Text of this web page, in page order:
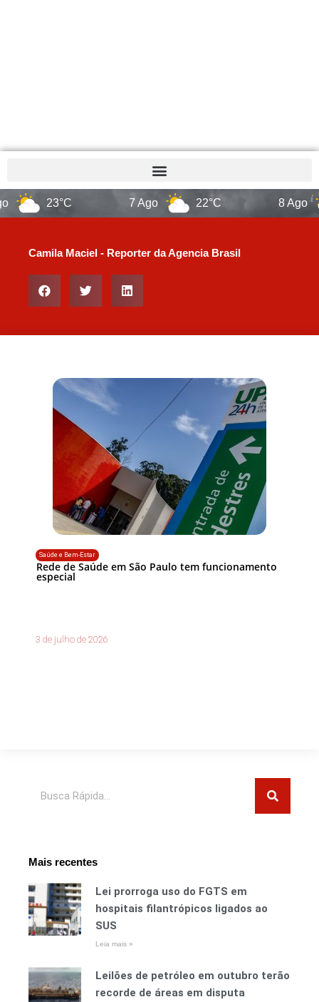
23°C 7 Ago 22°C 8 Ago
Camila Maciel - Reporter da Agencia Brasil
Saúde e Bem-Estar
Rede de Saúde em São Paulo tem funcionamento
especial
3 de julho de 2026
Mais recentes
Lei prorroga uso do FGTS em
hospitais filantrópicos ligados ao
SUS
Leia mais »
Leilões de petróleo em outubro terão
recorde de áreas em disputa